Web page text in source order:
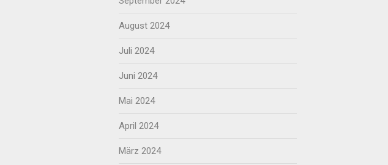
August 2024
Juli 2024
Juni 2024
Mai 2024
April 2024
März 2024